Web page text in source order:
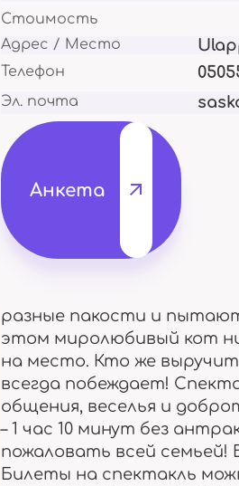
Концерты
Посещаем и сами ставим
Путешествуем вместе
Стоимость
Адрес / Место
Телефон
Эл. почта
Анкета
разные пакости и
этом миролюбивый кот
на место. Кто же выручит
всегда побеждает!
общения, веселья и
– 1 час 10 минут без
пожаловать всей семьей!
Билеты на спектакль